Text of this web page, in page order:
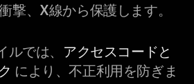
撃、X線から保護します。
では、 アクセスコードと
により、不正利用を防ぎま